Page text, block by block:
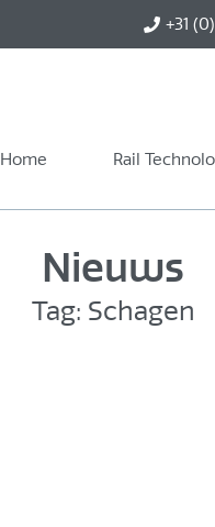
+31
Home Rail
Nieuws
Tag: Schagen